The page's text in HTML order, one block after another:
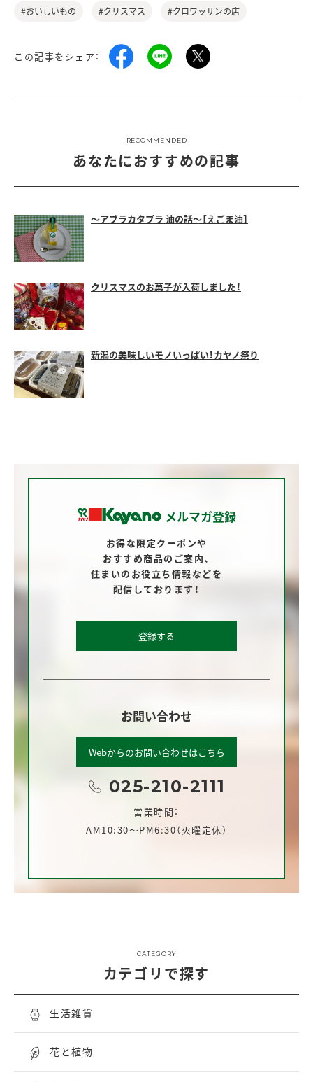
#おいしいもの #クリスマス #クロワッサンの店
この記事をシェア：
RECOMMENDED
あなたにおすすめの記事
～アブラカタブラ 油の話～【えごま油】
クリスマスのお菓子が入荷しました！
新潟の美味しいモノいっぱい！カヤノ祭り
メルマガ登録
お得な限定クーポンや
おすすめ商品のご案内、
住まいのお役立ち情報などを
配信しております！
登録する
お問い合わせ
Webからのお問い合わせはこちら
025-210-2111
営業時間：
AM10:30～PM6:30（火曜定休）
CATEGORY
カテゴリで探す
生活雑貨
花と植物